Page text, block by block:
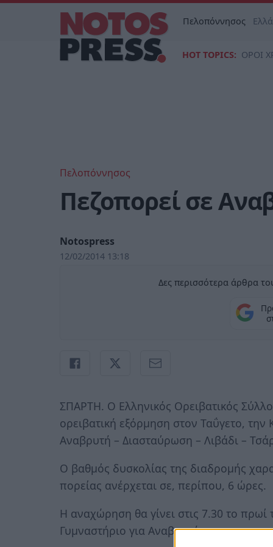
Πελοπόννησος
HOT TOPICS: ΟΡΟΙ
Πελοπόννησος
Πεζοπορεί σε
Notospress
12/02/2014 13:18
Δες περισσότερα άρθρα
ΣΠΑΡΤΗ. Ο Ελληνικός Ορειβατικός
ορειβατική εξόρμηση στον Ταΰγετο,
Αναβρυτή – Διασταύρωση – Λιβάδι –
Ο βαθμός δυσκολίας της διαδρομής
πορείας ανέρχεται σε, περίπου, 6 ώρες.
Η αναχώρηση θα γίνει στις 7.30 το πρωί
Γυμναστήριο για Αναβρυτή.